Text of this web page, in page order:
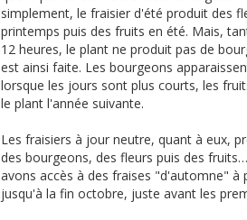
simplement, le fraisier d'été produit des
printemps puis des fruits en été. Mais,
12 heures, le plant ne produit pas de
est ainsi faite. Les bourgeons
lorsque les jours sont plus courts, les
le plant l'année suivante.
Les fraisiers à jour neutre, quant à eux,
des bourgeons, des fleurs puis des
avons accès à des fraises "d'automne" à
jusqu'à la fin octobre, juste avant les